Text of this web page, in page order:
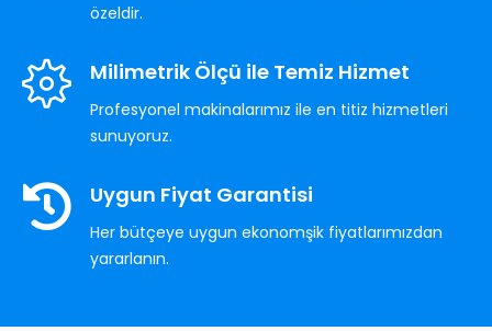
özeldir.
Milimetrik Ölçü ile Temiz Hizmet
Profesyonel makinalarımız ile en titiz hizmetleri
sunuyoruz.
Uygun Fiyat Garantisi
Her bütçeye uygun ekonomşik fiyatlarımızdan
yararlanın.